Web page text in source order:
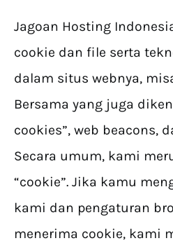
Jagoan Hosting
cookie dan file serta
dalam situs webnya,
Bersama yang juga
cookies”, web beacons,
Secara umum, kami
“cookie”. Jika kamu
kami dan pengaturan
menerima cookie, kami